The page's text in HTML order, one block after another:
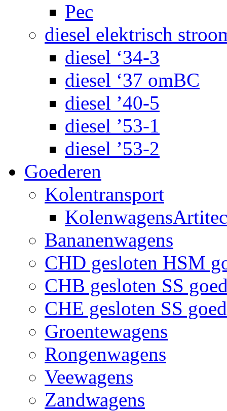
Pec
diesel elektrisch
diesel ‘34-3
diesel ‘37 omBC
diesel ’40-5
diesel ’53-1
diesel ’53-2
Goederen
Kolentransport
KolenwagensArtitec
Bananenwagens
CHD gesloten HSM
CHB gesloten SS
CHE gesloten SS
Groentewagens
Rongenwagens
Veewagens
Zandwagens